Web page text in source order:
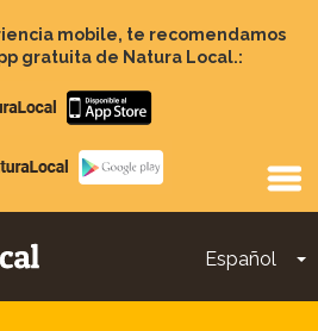
mobile, te recomendamos
gratuita de Natura Local.:
Apple
store
Google
Play
Español
Main